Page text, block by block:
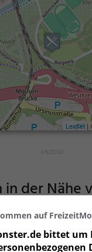
Leaflet |
der Nähe
Da Severino
auf
bittet um